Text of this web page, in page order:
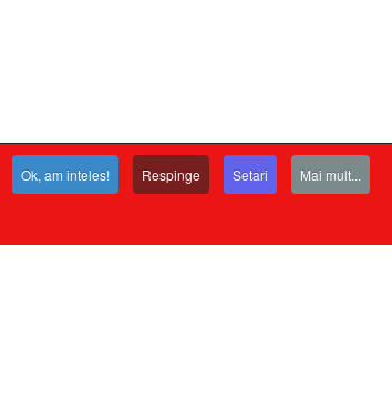
Ok, am inteles! Respinge Setari Mai mult...